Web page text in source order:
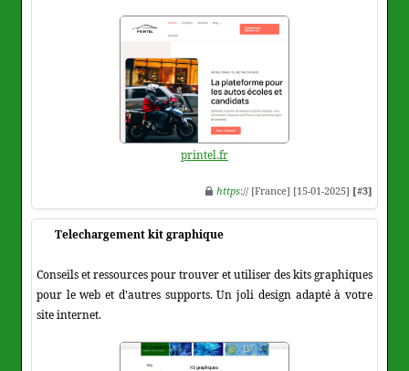
printel.fr
https:// [France] [15-01-2025] [#3]
Telechargement kit graphique
Conseils et ressources pour trouver et utiliser des kits graphiques
pour le web et d'autres supports. Un joli design adapté à votre
site internet.